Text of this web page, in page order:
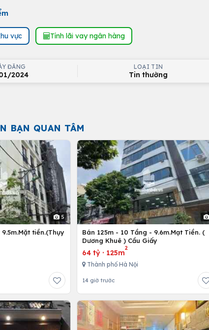
vực Tính lãi vay ngân hàng
ĐĂNG
2024
LOẠI TIN
Tin thường
BẠN QUAN TÂM
5
tiền.(Thụy
Bán 125m - 10 Tầng - 9.6m.Mạt Tiền. (
Dương Khuê ) Cầu Giấy
64 tỷ · 125m
2
Thành phố Hà Nội
14 giờ trước